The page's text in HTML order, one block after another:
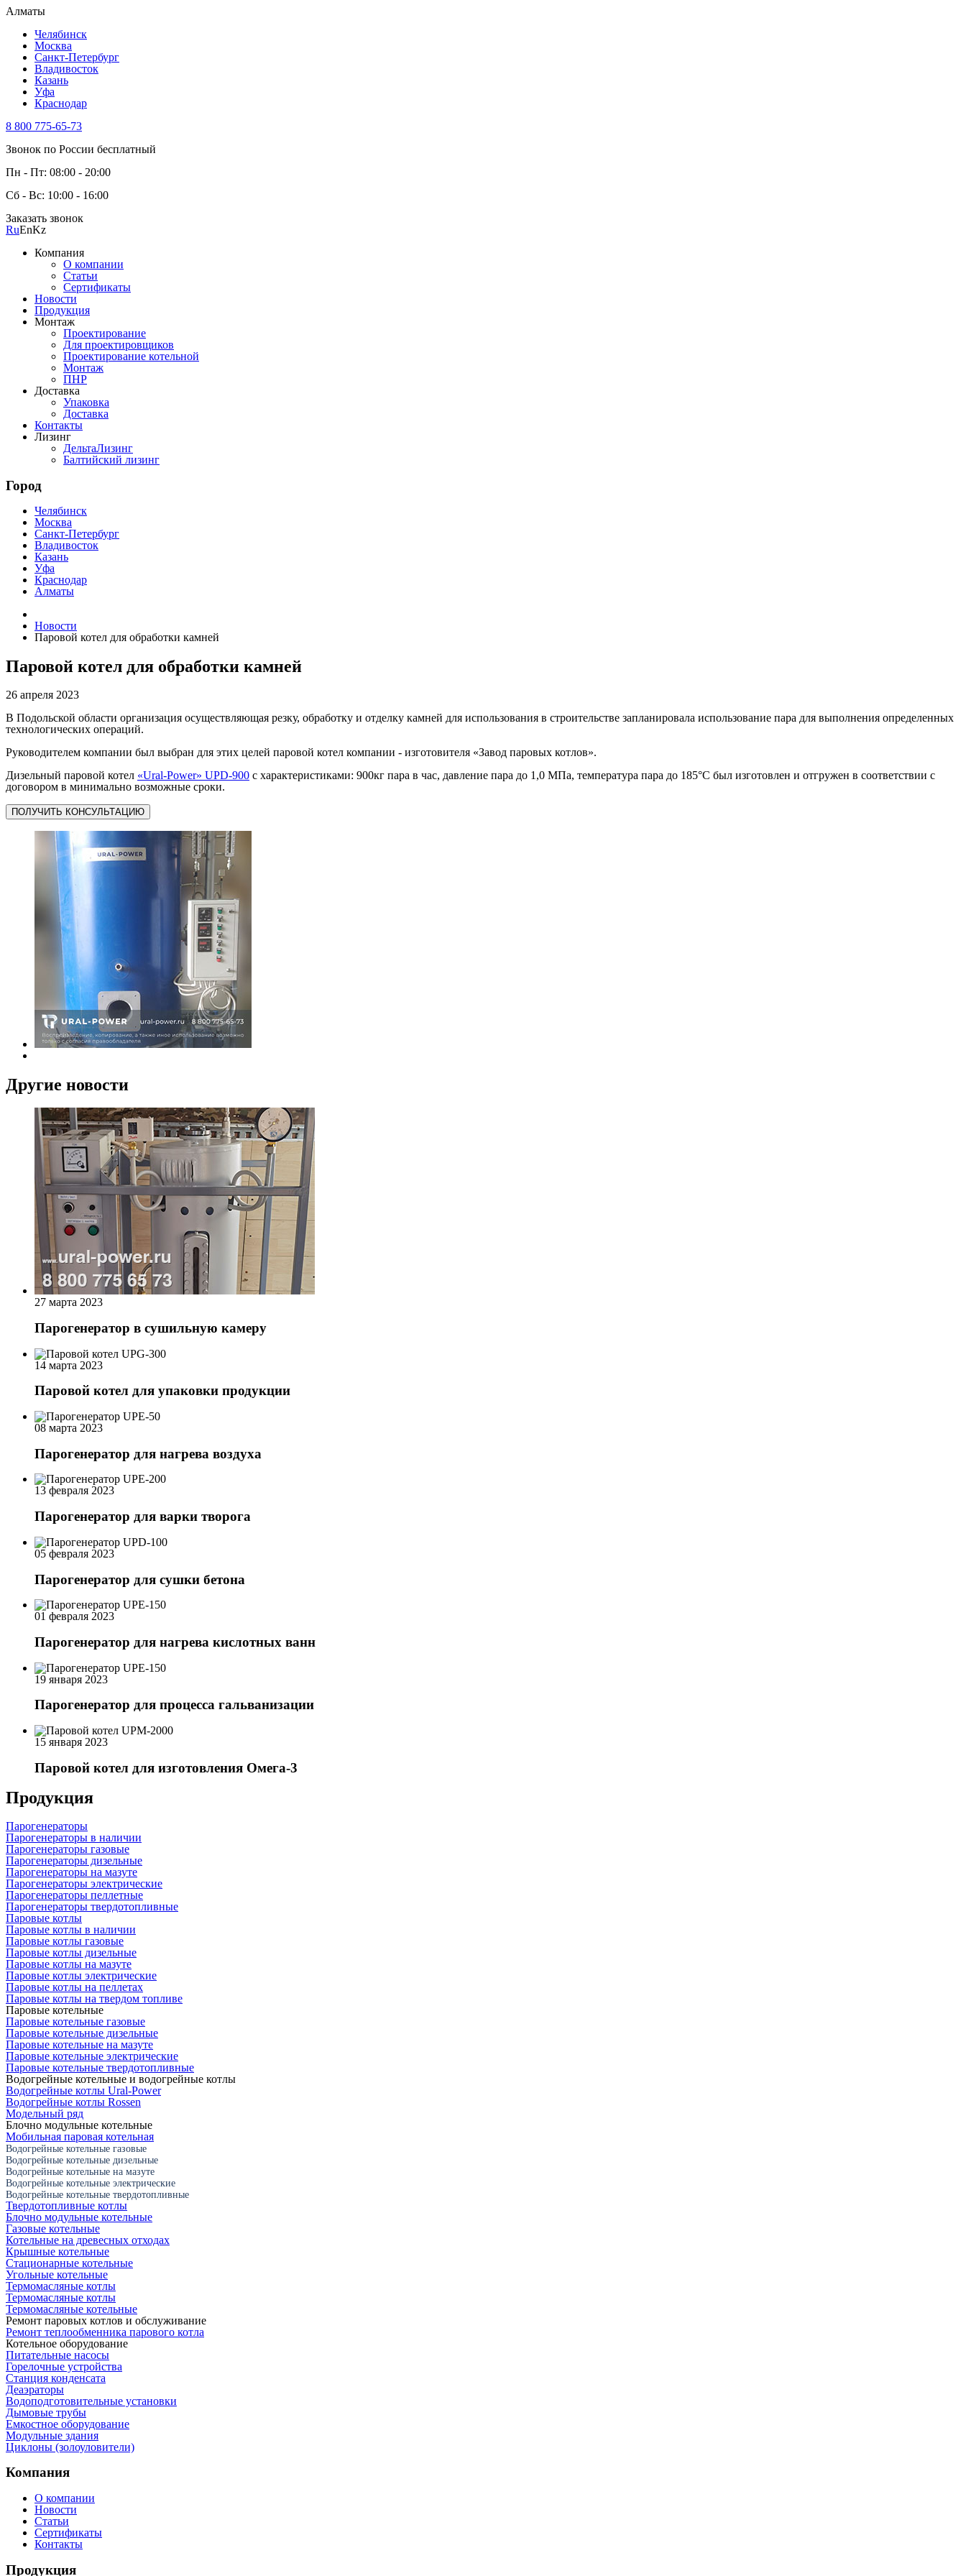
Алматы
Челябинск
Москва
Санкт-Петербург
Владивосток
Казань
Уфа
Краснодар
8 800 775-65-73
Звонок по России бесплатный
Пн - Пт: 08:00 - 20:00
Сб - Вс: 10:00 - 16:00
Заказать звонок
RuEnKz
Компания
О компании
Статьи
Сертификаты
Новости
Продукция
Монтаж
Проектирование
Для проектировщиков
Проектирование котельной
Монтаж
ПНР
Доставка
Упаковка
Доставка
Контакты
Лизинг
ДельтаЛизинг
Балтийский лизинг
Город
Челябинск
Москва
Санкт-Петербург
Владивосток
Казань
Уфа
Краснодар
Алматы
Новости
Паровой котел для обработки камней
Паровой котел для обработки камней
26 апреля 2023
В Подольской области организация осуществляющая резку, обработку и отделку камней для использования в строительстве запланировала использование пара для выполнения определенных
технологических операций.
Руководителем компании был выбран для этих целей паровой котел компании - изготовителя «Завод паровых котлов».
Дизельный паровой котел «Ural-Power» UPD-900 с характеристиками: 900кг пара в час, давление пара до 1,0 МПа, температура пара до 185°С был изготовлен и отгружен в соответствии с
договором в минимально возможные сроки.
ПОЛУЧИТЬ КОНСУЛЬТАЦИЮ
Другие новости
27 марта 2023
Парогенератор в сушильную камеру
14 марта 2023
Паровой котел для упаковки продукции
08 марта 2023
Парогенератор для нагрева воздуха
13 февраля 2023
Парогенератор для варки творога
05 февраля 2023
Парогенератор для сушки бетона
01 февраля 2023
Парогенератор для нагрева кислотных ванн
19 января 2023
Парогенератор для процесса гальванизации
15 января 2023
Паровой котел для изготовления Омега-3
Продукция
Парогенераторы
Парогенераторы в наличии
Парогенераторы газовые
Парогенераторы дизельные
Парогенераторы на мазуте
Парогенераторы электрические
Парогенераторы пеллетные
Парогенераторы твердотопливные
Паровые котлы
Паровые котлы в наличии
Паровые котлы газовые
Паровые котлы дизельные
Паровые котлы на мазуте
Паровые котлы электрические
Паровые котлы на пеллетах
Паровые котлы на твердом топливе
Паровые котельные
Паровые котельные газовые
Паровые котельные дизельные
Паровые котельные на мазуте
Паровые котельные электрические
Паровые котельные твердотопливные
Водогрейные котельные и водогрейные котлы
Водогрейные котлы Ural-Power
Водогрейные котлы Rossen
Модельный ряд
Блочно модульные котельные
Мобильная паровая котельная
Водогрейные котельные газовые
Водогрейные котельные дизельные
Водогрейные котельные на мазуте
Водогрейные котельные электрические
Водогрейные котельные твердотопливные
Твердотопливные котлы
Блочно модульные котельные
Газовые котельные
Котельные на древесных отходах
Крышные котельные
Стационарные котельные
Угольные котельные
Термомасляные котлы
Термомасляные котлы
Термомасляные котельные
Ремонт паровых котлов и обслуживание
Ремонт теплообменника парового котла
Котельное оборудование
Питательные насосы
Горелочные устройства
Станция конденсата
Деаэраторы
Водоподготовительные установки
Дымовые трубы
Емкостное оборудование
Mодульные здания
Циклоны (золоуловители)
Компания
О компании
Новости
Статьи
Сертификаты
Контакты
Продукция